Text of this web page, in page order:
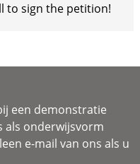
to sign the petition!
een demonstratie
als onderwijsvorm
e-mail van ons als u